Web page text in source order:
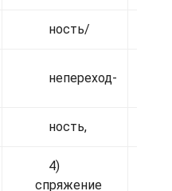
ность/
непереход-
ность,
4)
спряжение